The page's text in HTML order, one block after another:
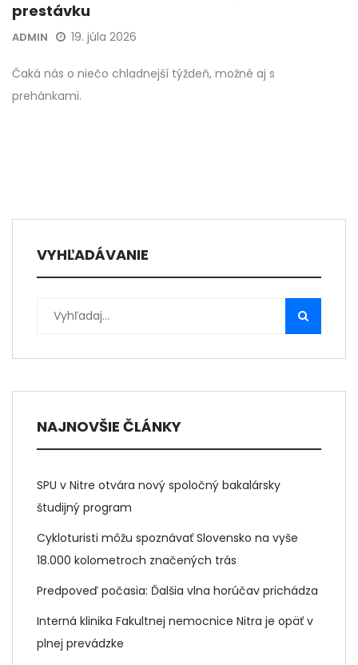
prestávku
ADMIN 19. júla 2026
Čaká nás o niečo chladnejší týždeň, možné aj s
prehánkami.
VYHĽADÁVANIE
NAJNOVŠIE ČLÁNKY
SPU v Nitre otvára nový spoločný bakalársky
študijný program
Cykloturisti môžu spoznávať Slovensko na vyše
18.000 kolometroch značených trás
Predpoveď počasia: Ďalšia vlna horúčav prichádza
Interná klinika Fakultnej nemocnice Nitra je opäť v
plnej prevádzke